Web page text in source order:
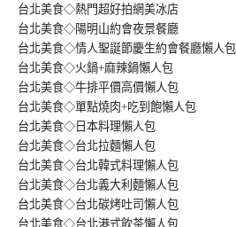
台北美食◇熱門超好拍網美冰店
台北美食◇陽明山約會夜景餐廳
台北美食◇情人聖誕節慶生約會餐廳懶人包
台北美食◇火鍋+麻辣鍋懶人包
台北美食◇牛排平價高價懶人包
台北美食◇單點燒肉+吃到飽懶人包
台北美食◇日本料理懶人包
台北美食◇台北拉麵懶人包
台北美食◇台北韓式料理懶人包
台北美食◇台北義大利麵懶人包
台北美食◇台北碳烤吐司懶人包
台北美食◇台北港式飲茶懶人包